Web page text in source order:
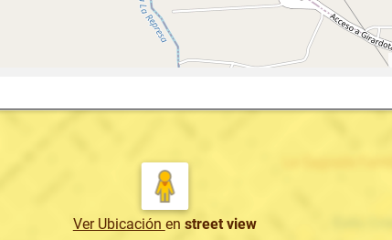
Ver Ubicación en street view